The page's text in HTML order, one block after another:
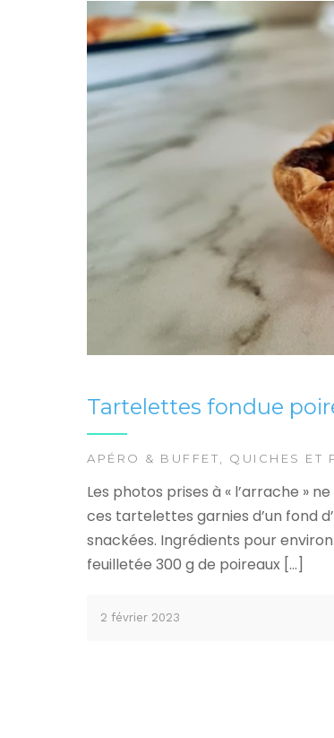
Tartelettes fondue
APÉRO & BUFFET QUICHES ET
Les photos prises à « l’arrache »
ces tartelettes garnies d’un fond
snackées. Ingrédients pour
feuilletée 300 g de poireaux […]
2 février 2023